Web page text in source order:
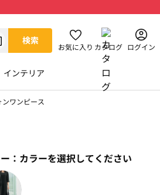
検索
お気に入り カタログ ログイン
インテリア
ワンピース
： カラーを選択してください